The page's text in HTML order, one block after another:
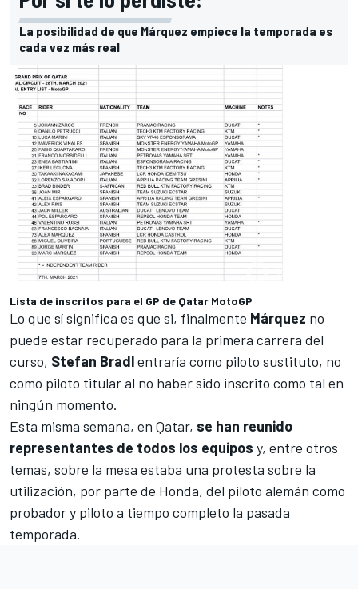
La posibilidad de que Márquez empiece la temporada es
cada vez más real
Lista de inscritos para el GP de Qatar MotoGP
Lo que sí significa es que si, finalmente Márquez no
puede estar recuperado para la primera carrera del
curso, Stefan Bradlentraría como piloto sustituto, no
como piloto titular al no haber sido inscrito como tal en
ningún momento.
Esta misma semana, en Qatar, se han reunido
representantes de todos los equipos y, entre otros
temas, sobre la mesa estaba una protesta sobre la
utilización, por parte de Honda, del piloto alemán como
probador y piloto a tiempo completo la pasada
temporada.